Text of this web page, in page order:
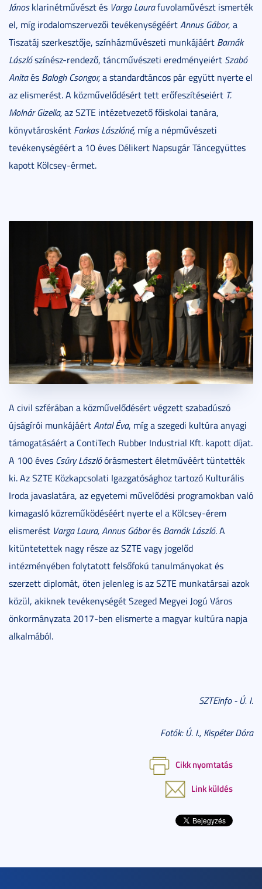
Jánosklarinétművészt és Varga Laurafuvolaművészt ismerték
el, míg irodalomszervezői tevékenységéértAnnus Gábor, a
Tiszatáj szerkesztője, színházművészeti munkájáért Barnák
Lászlószínész-rendező, táncművészeti eredményeiért Szabó
Anitaés Balogh Csongor,a standardtáncos pár együtt nyerte el
az elismerést. A közművelődésért tett erőfeszítéseiért T.
Molnár Gizella,az SZTE intézetvezető főiskolai tanára,
könyvtárosként Farkas Lászlóné, míg a népművészeti
tevékenységéért a 10 éves Délikert Napsugár Táncegyüttes
kapott Kölcsey-érmet.
A civil szférában a közművelődésért végzett szabadúszó
újságírói munkájáértAntal Éva, míg a szegedi kultúra anyagi
támogatásáért a ContiTech Rubber Industrial Kft. kapott díjat.
A 100 éves Csúry Lászlóórásmestert életművéért tüntették
ki. Az SZTE Közkapcsolati Igazgatósághoz tartozó Kulturális
Iroda javaslatára, az egyetemi művelődési programokban való
kimagasló közreműködéséért nyerte el a Kölcsey-érem
elismerést Varga Laura, Annus Gáborés Barnák László. A
kitüntetettek nagy része az SZTE vagy jogelőd
intézményében folytatott felsőfokú tanulmányokat és
szerzett diplomát, öten jelenleg is az SZTE munkatársai azok
közül, akiknek tevékenységét Szeged Megyei Jogú Város
önkormányzata 2017-ben elismerte a magyar kultúra napja
alkalmából.
SZTEinfo - Ú. I.
Fotók: Ú. I., Kispéter Dóra
Cikk nyomtatás
Link küldés